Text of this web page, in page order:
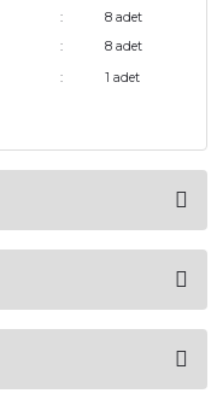
:
8 adet
:
8 adet
: 1 adet